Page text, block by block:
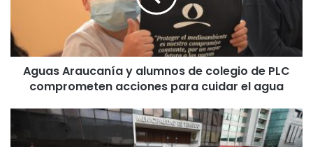
r
a
u
Aguas Araucanía y alumnos de colegio de PLC
comprometen acciones para cuidar el agua